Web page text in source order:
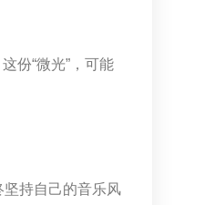
份“微光”，可能
持自己的音乐风